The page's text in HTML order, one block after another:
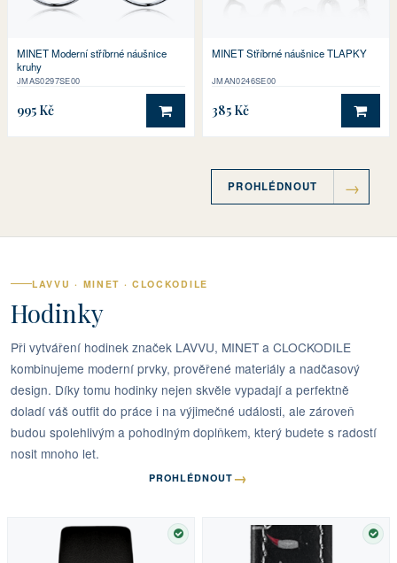
MINET Moderní stříbrné náušnice
kruhy
JMAS0297SE00
995 Kč DO KOŠÍKU
MINET Stříbrné náušnice TLAPKY
JMAN0246SE00
385 Kč DO
PROHLÉDNOUT
LAVVU · MINET · CLOCKODILE
Hodinky
Při vytváření hodinek značek LAVVU, MINET a CLOCKODILE
kombinujeme moderní prvky, prověřené materiály a nadčasový
design. Díky tomu hodinky nejen skvěle vypadají a perfektně
doladí váš outfit do práce i na výjimečné události, ale zároveň
budou spolehlivým a pohodlným doplňkem, který budete s radostí
nosit mnoho let.
PROHLÉDNOUT →
SKLADEM